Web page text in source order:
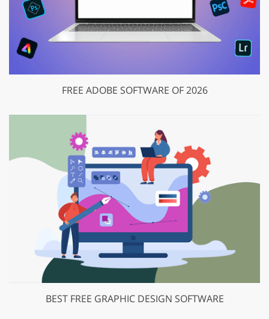
FREE ADOBE SOFTWARE OF 2026
BEST FREE GRAPHIC DESIGN SOFTWARE